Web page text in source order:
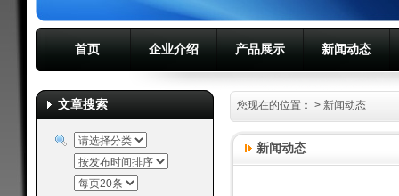
首页 企业介绍 产品展示 新闻动态
您现在的位置： > 新闻动态
新闻动态
文章搜索